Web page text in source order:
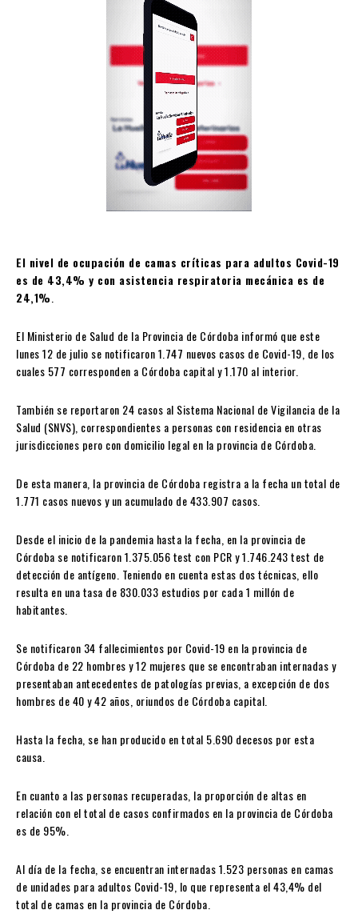
El nivel de ocupación de camas críticas para adultos Covid-19
es de 43,4% y con asistencia respiratoria mecánica es de
24,1%.
El Ministerio de Salud de la Provincia de Córdoba informó que este
lunes 12 de julio se notificaron 1.747 nuevos casos de Covid-19, de los
cuales 577 corresponden a Córdoba capital y 1.170 al interior.
También se reportaron 24 casos al Sistema Nacional de Vigilancia de la
Salud (SNVS), correspondientes a personas con residencia en otras
jurisdicciones pero con domicilio legal en la provincia de Córdoba.
De esta manera, la provincia de Córdoba registra a la fecha un total de
1.771 casos nuevos y un acumulado de 433.907 casos.
Desde el inicio de la pandemia hasta la fecha, en la provincia de
Córdoba se notificaron 1.375.056 test con PCR y 1.746.243 test de
detección de antígeno. Teniendo en cuenta estas dos técnicas, ello
resulta en una tasa de 830.033 estudios por cada 1 millón de
habitantes.
Se notificaron 34 fallecimientos por Covid-19 en la provincia de
Córdoba de 22 hombres y 12 mujeres que se encontraban internadas y
presentaban antecedentes de patologías previas, a excepción de dos
hombres de 40 y 42 años, oriundos de Córdoba capital.
Hasta la fecha, se han producido en total 5.690 decesos por esta
causa.
En cuanto a las personas recuperadas, la proporción de altas en
relación con el total de casos confirmados en la provincia de Córdoba
es de 95%.
Al día de la fecha, se encuentran internadas 1.523 personas en camas
de unidades para adultos Covid-19, lo que representa el 43,4% del
total de camas en la provincia de Córdoba.